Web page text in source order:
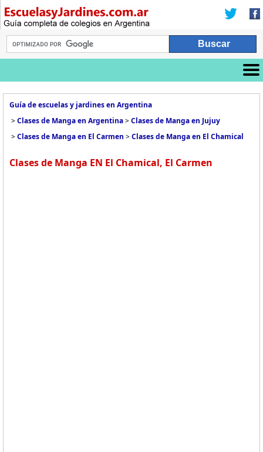
Guía de escuelas y jardines en Argentina
>Clases de Manga en Argentina>Clases de Manga en Jujuy
>Clases de Manga en El Carmen >Clases de Manga en El Chamical
Clases de Manga EN El Chamical, El Carmen